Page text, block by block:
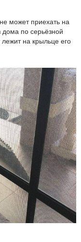
может приехать на
дома по серьёзной
на крыльце его